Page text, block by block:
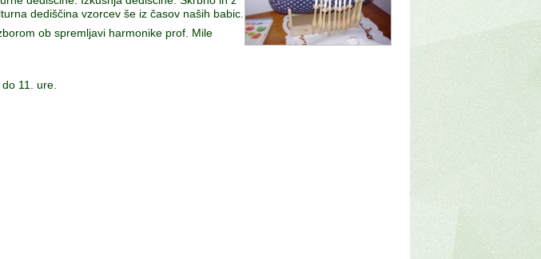
dediščina vzorcev še iz časov naših babic.
ob spremljavi harmonike prof. Mile
11. ure.